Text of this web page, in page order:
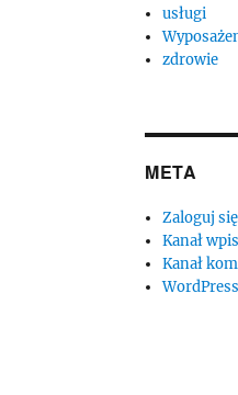
usługi
zdrowie
META
Zaloguj się
Kanał
Kanał